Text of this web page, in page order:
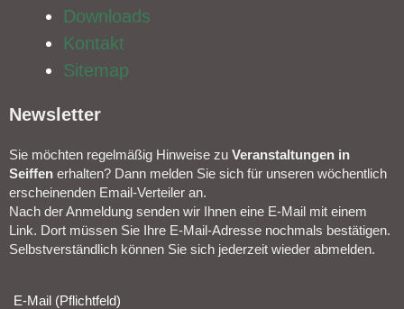
Downloads
Kontakt
Sitemap
Newsletter​
Sie möchten regelmäßig Hinweise zu Veranstal­tungen in
Seiffen erhalten? Dann melden Sie sich für unseren wöchentlich
erscheinenden Email-Verteiler an.
Nach der Anmeldung senden wir Ihnen eine E-Mail mit einem
Link. Dort müssen Sie Ihre E-Mail-Adresse nochmals bestätigen.
Selbstverständlich können Sie sich jederzeit wieder abmelden.​
E-Mail (Pflichtfeld)